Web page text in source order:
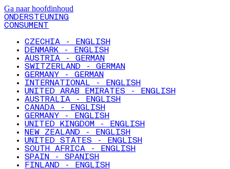
Ga naar hoofdinhoud
ONDERSTEUNING
CONSUMENT
CZECHIA - ENGLISH
DENMARK - ENGLISH
AUSTRIA - GERMAN
SWITZERLAND - GERMAN
GERMANY - GERMAN
INTERNATIONAL - ENGLISH
UNITED ARAB EMIRATES - ENGLISH
AUSTRALIA - ENGLISH
CANADA - ENGLISH
GERMANY - ENGLISH
UNITED KINGDOM - ENGLISH
NEW ZEALAND - ENGLISH
UNITED STATES - ENGLISH
SOUTH AFRICA - ENGLISH
SPAIN - SPANISH
FINLAND - ENGLISH